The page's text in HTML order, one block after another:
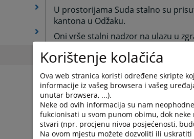
U prostorijama Suda stalno su
kantona u Odžaku.
Oni vrše stalni nadzor na ulazu u
Izvršiocima na terenu i stalno brinu
Odžak i Prekršajnom odjeljenju
Korištenje kolačića
Ova web stranica koristi određene skripte
informacije iz vašeg browsera i vašeg
unutar browsera, ...).
Neke od ovih informacija su nam
fukcionisati u svom punom obimu, dok
stvari (npr. procjenu nivoa posjećenosti,
Na ovom mjestu možete dozvoliti ili